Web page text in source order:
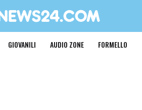
GIOVANILI AUDIO ZONE FORMELLO